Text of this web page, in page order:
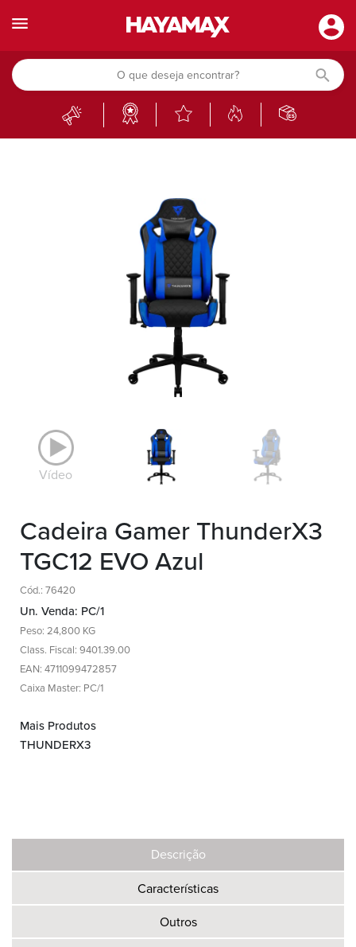
Vídeo
Cadeira Gamer ThunderX3
TGC12 EVO Azul
Cód.: 76420
Un. Venda: PC/1
Peso: 24,800 KG
Class. Fiscal: 9401.39.00
EAN: 4711099472857
Caixa Master: PC/1
Mais Produtos
THUNDERX3
Descrição
Características
Outros